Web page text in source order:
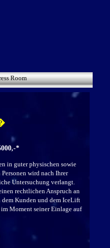
Room
*
in guter physischen sowie
wird nach Ihrer
Untersuchung verlangt.
rechtlichen Anspruch an
Kunden und dem IceLift
im Moment seiner Einlage auf